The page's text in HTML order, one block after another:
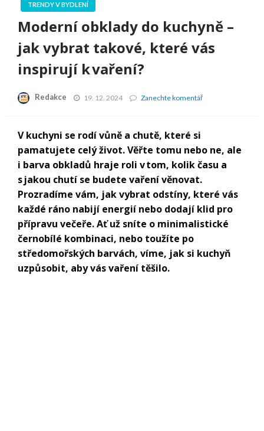
TRENDY V BYDLENÍ
Moderní obklady do kuchyně –
jak vybrat takové, které vás
inspirují k vaření?
Redakce 19. 12. 2024 Zanechte komentářModerní
jak
vás
k vaření?
V kuchyni se rodí vůně a chutě, které si
pamatujete celý život. Věřte tomu nebo ne, ale
i barva obkladů hraje roli v tom, kolik času a
s jakou chutí se budete vaření věnovat.
Prozradíme vám, jak vybrat odstíny, které vás
každé ráno nabijí energií nebo dodají klid pro
přípravu večeře. Ať už sníte o minimalistické
černobílé kombinaci, nebo toužíte po
středomořských barvách, víme, jak si kuchyň
uzpůsobit, aby vás vaření těšilo.